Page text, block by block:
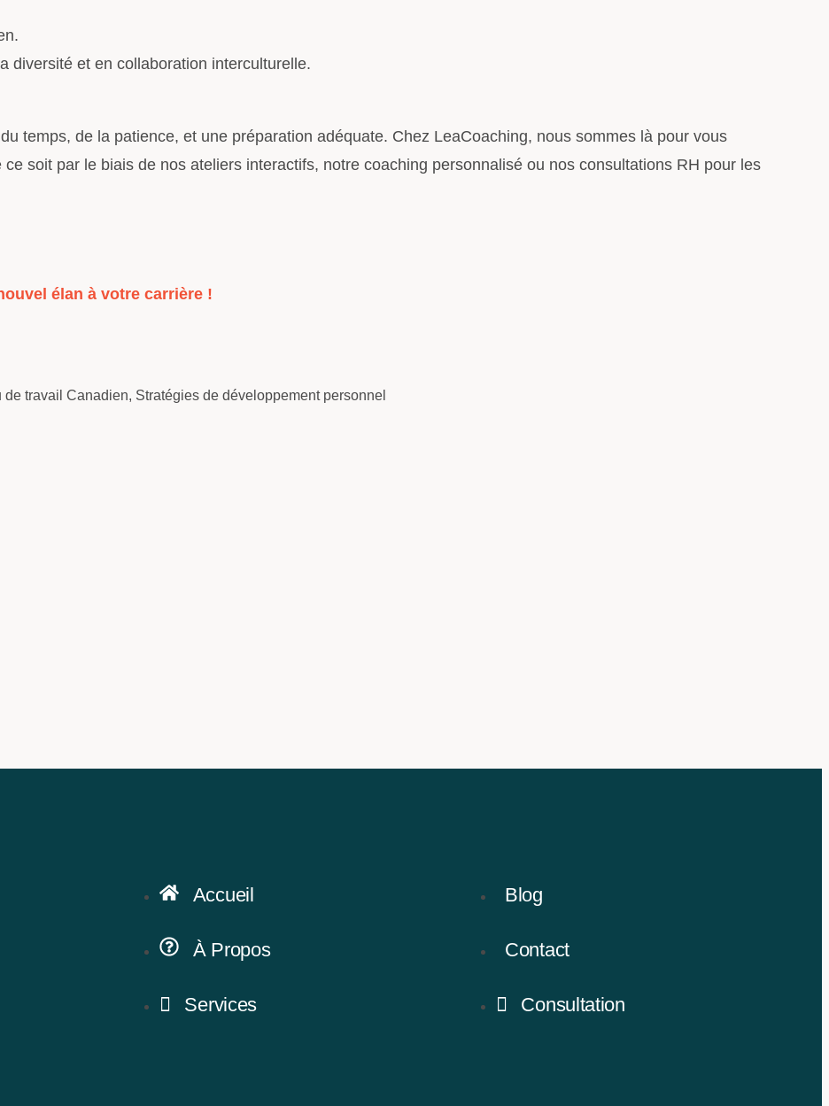
diversité et en collaboration interculturelle.
temps, de la patience, et une préparation adéquate. Chez LeaCoaching, nous sommes là pour vous
soit par le biais de nos ateliers interactifs, notre coaching personnalisé ou nos consultations RH pour les
élan à votre carrière !
de travail Canadien, Stratégies de développement personnel
Accueil
À Propos
Services
Blog
Contact
Consultation